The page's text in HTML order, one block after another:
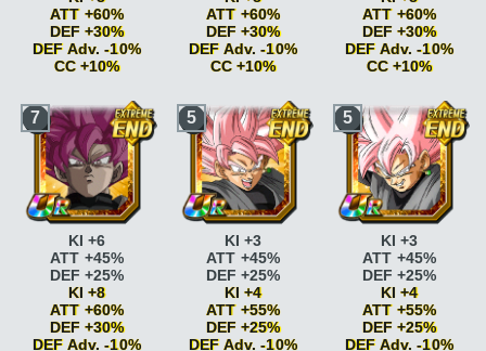
Briser la limite
KI +2
Briser la limiteKI +2
ATT +5% DEF +5%
Super SaiyanATT
+10%
Super SaiyanATT
+15%
BossATT +25% DEF
+25% <=80% HP
ATT +25% DEF
+25%
Peur et désespoir
+2
Peur et désespoir
+2 DEF Adv. -10%
ATT +60%
DEF +30%
DEF Adv. -10%
CC +10%
Briser la limite
KI +2
Briser la limiteKI +2
ATT +5% DEF +5%
Super SaiyanATT
+10%
Super SaiyanATT
+15%
BossATT +25% DEF
+25% <=80% HP
ATT +25% DEF
+25%
Peur et désespoir
+2
Peur et désespoir
+2 DEF Adv. -10%
ATT +60%
DEF +30%
DEF Adv. -10%
CC +10%
Briser la limite
KI +2
Briser la limiteKI +2
ATT +5% DEF +5%
Super SaiyanATT
+10%
Super SaiyanATT
+15%
BossATT +25% DEF
+25% <=80% HP
ATT +25% DEF
+25%
Peur et désespoir
+2
Peur et désespoir
+2 DEF Adv. -10%
ATT +60%
DEF +30%
DEF Adv. -10%
CC +10%
7
KI +6
ATT +45%
DEF +25%
KI +8
ATT +60%
DEF +30%
DEF Adv. -10%
5
KI +3
ATT +45%
DEF +25%
KI +4
ATT +55%
DEF +25%
DEF Adv. -10%
5
KI +3
ATT +45%
DEF +25%
KI +4
ATT +55%
DEF +25%
DEF Adv. -10%